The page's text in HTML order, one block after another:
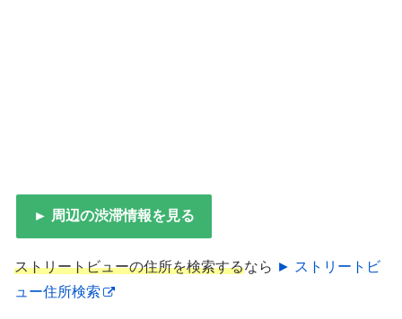
► 周辺の渋滞情報を見る
ストリートビューの住所を検索するなら ► ストリートビ
ュー住所検索